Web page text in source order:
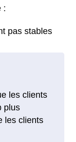
:
pas stables
les clients
plus
les clients